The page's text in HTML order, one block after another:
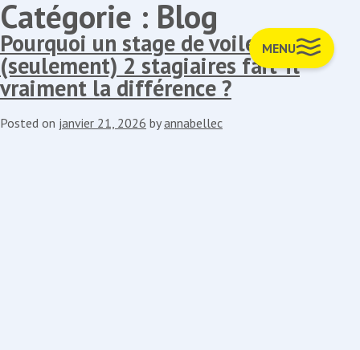
Skip
to
content
MENU
Catégorie : Blog
Pourquoi un stage de voile à
(seulement) 2 stagiaires fait-il
vraiment la différence ?
Posted on janvier 21, 2026 byannabellec